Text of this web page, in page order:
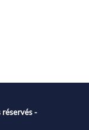
réservés -